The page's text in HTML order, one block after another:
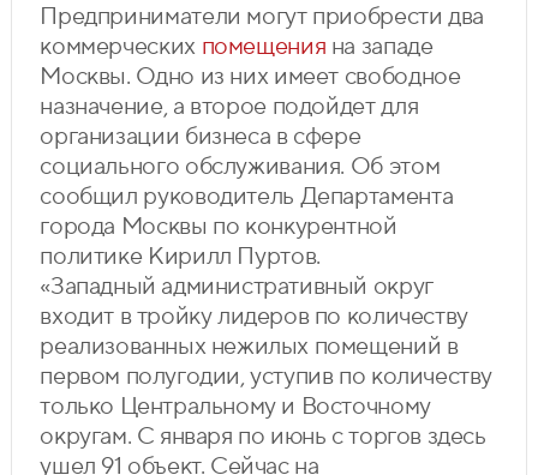
Предприниматели могут приобрести два
коммерческих помещения на западе
Москвы. Одно из них имеет свободное
назначение, а второе подойдет для
организации бизнеса в сфере
социального обслуживания. Об этом
сообщил руководитель Департамента
города Москвы по конкурентной
политике Кирилл Пуртов.
«Западный административный округ
входит в тройку лидеров по количеству
реализованных нежилых помещений в
первом полугодии, уступив по количеству
только Центральному и Восточному
округам. С января по июнь с торгов здесь
ушел 91 объект. Сейчас на